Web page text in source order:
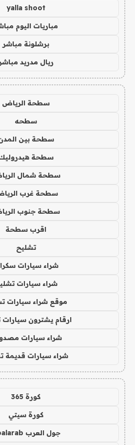
yalla shoot
مباريات اليوم
برشلونة مباشر
ريال مدريد مباشر
سطحة الرياض
سطحه
سطحة بين
سطحة
سطحة شمال
سطحة غرب
سطحة جنوب
اقرب سطحة
تشليح
شراء سيارات
شراء سيارات
موقع شراء سيارات
ارقام يشترون سيارات
شراء سيارات
شراء سيارات قديمة
كورة 365
كورة سيتي
جول العرب goalarab